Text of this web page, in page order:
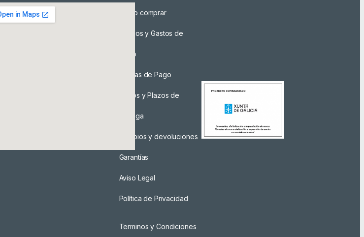
Cómo comprar
Precios y Gastos de
Envío
Formas de Pago
Envíos y Plazos de
Entrega
Cambios y devoluciones
Garantías
Aviso Legal
Política de Privacidad
Terminos y Condiciones